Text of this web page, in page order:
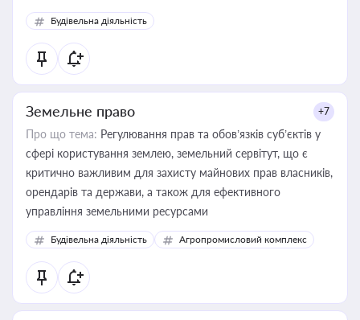
Будівельна діяльність
Земельне право +7
Про що тема: Регулювання прав та обов’язків суб’єктів у
сфері користування землею, земельний сервітут, що є
критично важливим для захисту майнових прав власників,
орендарів та держави, а також для ефективного
управління земельними ресурсами
Будівельна діяльність Агропромисловий комплекс